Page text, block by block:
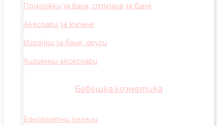
Подложки за вана, стъпала за баня
Акесоари за къпане
Играчки за баня, други
Хигиенни аксесоари
Бебешка козметика
Еднократни пелени